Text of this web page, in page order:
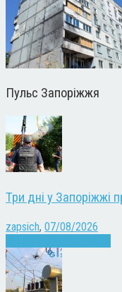
Пульс Запоріжжя
Три дні у Запоріжжі
zapsich, 07/08/2026